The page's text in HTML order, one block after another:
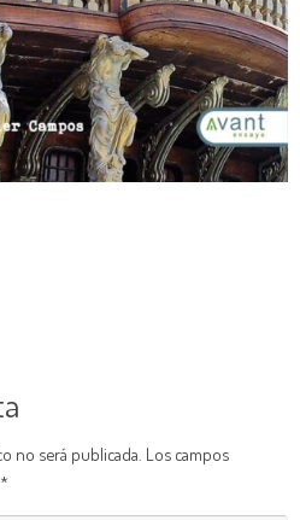
no será publicada. Los campos
*